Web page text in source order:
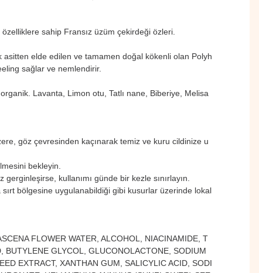
sahip Fransız üzüm çekirdeği özleri.
asitten elde edilen ve tamamen doğal kökenli olan Polyh
sağlar ve nemlendirir.
organik. Lavanta, Limon otu, Tatlı nane, Biberiye, Melisa
göz çevresinden kaçınarak temiz ve kuru cildinize u
bekleyin.
kullanımı günde bir kezle sınırlayın.
bölgesine uygulanabildiği gibi kusurlar üzerinde lokal
FLOWER WATER, ALCOHOL, NIACINAMIDE, T
BUTYLENE GLYCOL, GLUCONOLACTONE, SODIUM
EXTRACT, XANTHAN GUM, SALICYLIC ACID, SODI